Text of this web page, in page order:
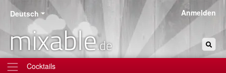
Deutsch
mixable.de
Anmelden
Cocktails